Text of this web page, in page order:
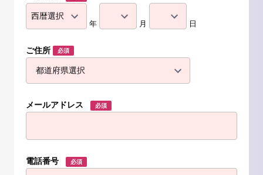
年 月 日
ご住所 必須
メールアドレス 必須
電話番号 必須